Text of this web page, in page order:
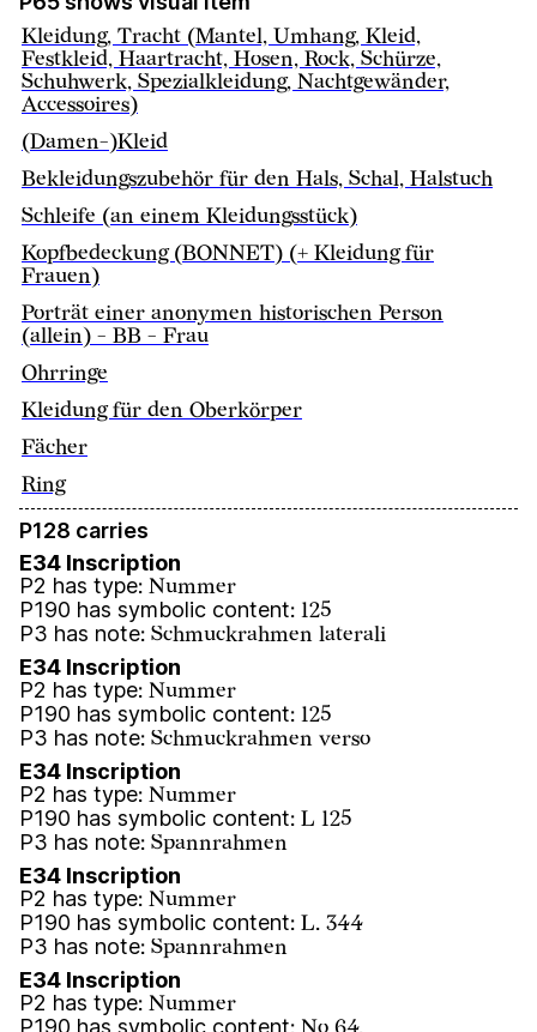
Kleidung, Tracht (Mantel, Umhang, Kleid,
Festkleid, Haartracht, Hosen, Rock, Schürze,
Schuhwerk, Spezialkleidung, Nachtgewänder,
Accessoires)
(Damen-)Kleid
Bekleidungszubehör für den Hals, Schal, Halstuch
Schleife (an einem Kleidungsstück)
Kopfbedeckung (BONNET) (+ Kleidung für
Frauen)
Porträt einer anonymen historischen Person
(allein) - BB - Frau
Ohrringe
Kleidung für den Oberkörper
Fächer
Ring
P128 carries
E34 Inscription
P2 has type: Nummer
P190 has symbolic content: 125
P3 has note: Schmuckrahmen laterali
E34 Inscription
P2 has type: Nummer
P190 has symbolic content: 125
P3 has note: Schmuckrahmen verso
E34 Inscription
P2 has type: Nummer
P190 has symbolic content: L 125
P3 has note: Spannrahmen
E34 Inscription
P2 has type: Nummer
P190 has symbolic content: L. 344
P3 has note: Spannrahmen
E34 Inscription
P2 has type: Nummer
P190 has symbolic content